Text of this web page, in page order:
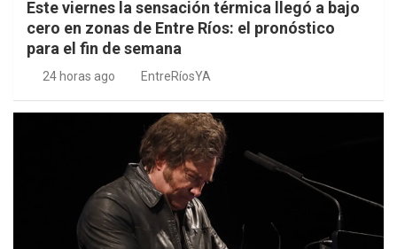
Este viernes la sensación térmica llegó a bajo
cero en zonas de Entre Ríos: el pronóstico
para el fin de semana
24 horas ago EntreRíosYA